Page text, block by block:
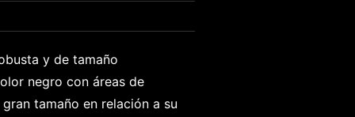
y de tamaño
negro con áreas de
tamaño en relación a su